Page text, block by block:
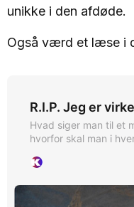
unikke i den afdøde.
Også værd et læse i
R.I.P. Jeg er
Hvad siger man til et
hvorfor skal man i
en dårlig idé at skrive